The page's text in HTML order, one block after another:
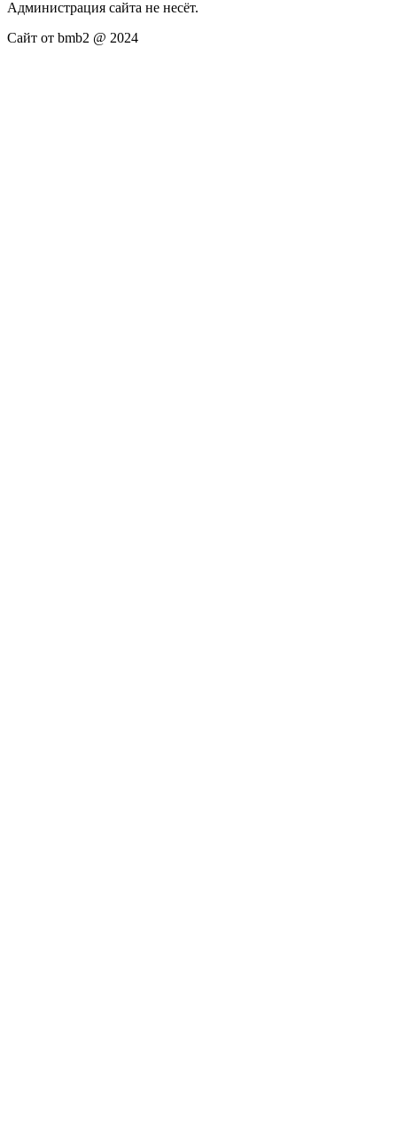
Администрация сайта не несёт.
Сайт от bmb2 @ 2024